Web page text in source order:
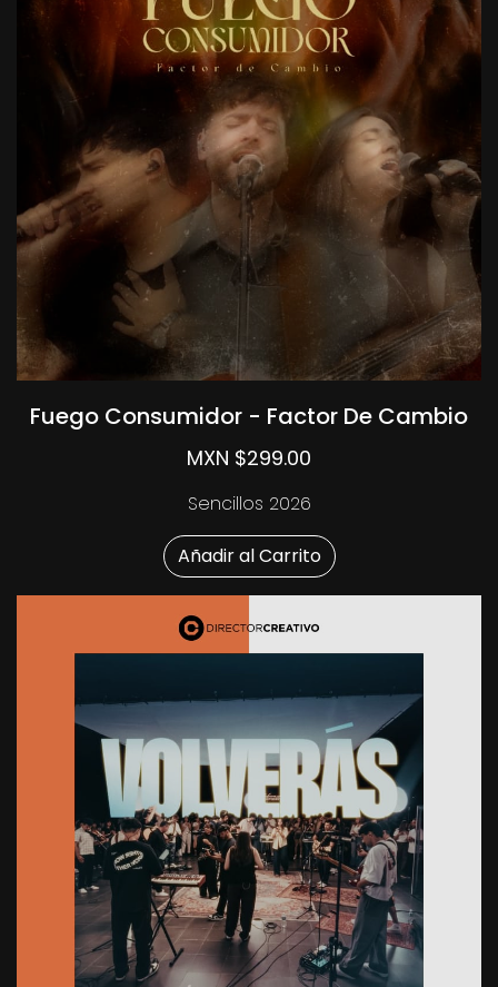
Fuego Consumidor - Factor De Cambio
MXN $299.00
Sencillos 2026
Añadir al Carrito